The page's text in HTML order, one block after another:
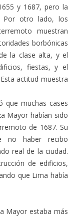
y 1687, pero la
Por otro lado, los
muestran
borbónicas
la clase alta, y el
fiestas, y el
actitud muestra
que muchas cases
Mayor habían sido
de 1687. Su
no haber recibo
real de la ciudad.
de edificios,
que Lima había
Mayor estaba más